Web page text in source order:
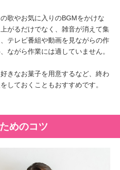
歌やお気に入りのBGMをかけな
がるだけでなく、雑音が消えて集
テレビ番組や動画を見ながらの作
ながら作業には適していません。
きなお菓子を用意するなど、終わ
しておくこともおすすめです。
めのコツ